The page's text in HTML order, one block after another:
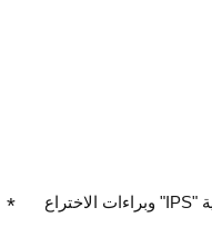
تنتمي ملكية علامة الكلمة / العلامة التجارية "IPS" وبراءات الاختراع